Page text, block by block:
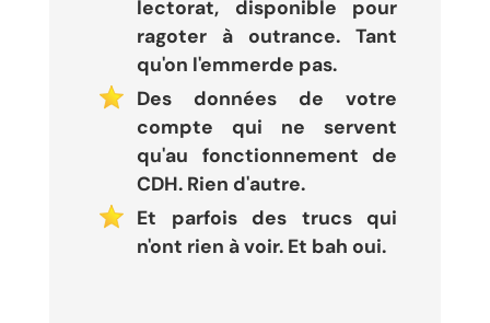
lectorat, disponible pour
ragoter à outrance. Tant
qu'on l'emmerde pas.
Des données de votre
compte qui ne servent
qu'au fonctionnement de
CDH. Rien d'autre.
Et parfois des trucs qui
n'ont rien à voir. Et bah oui.